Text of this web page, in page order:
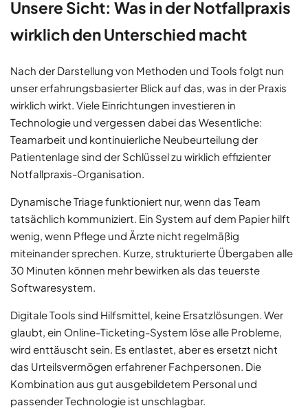
Unsere Sicht: Was in der Notfallpraxis
wirklich den Unterschied macht
Nach der Darstellung von Methoden und Tools folgt nun
unser erfahrungsbasierter Blick auf das, was in der Praxis
wirklich wirkt. Viele Einrichtungen investieren in
Technologie und vergessen dabei das Wesentliche:
Teamarbeit und kontinuierliche Neubeurteilung der
Patientenlage sind der Schlüssel zu wirklich effizienter
Notfallpraxis-Organisation.
Dynamische Triage funktioniert nur, wenn das Team
tatsächlich kommuniziert. Ein System auf dem Papier hilft
wenig, wenn Pflege und Ärzte nicht regelmäßig
miteinander sprechen. Kurze, strukturierte Übergaben alle
30 Minuten können mehr bewirken als das teuerste
Softwaresystem.
Digitale Tools sind Hilfsmittel, keine Ersatzlösungen. Wer
glaubt, ein Online-Ticketing-System löse alle Probleme,
wird enttäuscht sein. Es entlastet, aber es ersetzt nicht
das Urteilsvermögen erfahrener Fachpersonen. Die
Kombination aus gut ausgebildetem Personal und
passender Technologie ist unschlagbar.